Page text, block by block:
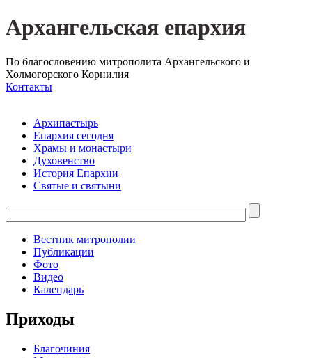
Архангельская епархия
По благословению митрополита Архангельского и
Холмогорского Корнилия
Контакты
Архипастырь
Епархия сегодня
Храмы и монастыри
Духовенство
История Епархии
Святые и святыни
Вестник митрополии
Публикации
Фото
Видео
Календарь
Приходы
Благочиния